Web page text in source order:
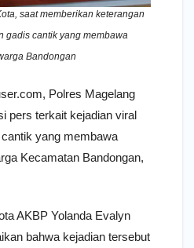
saat memberikan keterangan
gadis cantik yang membawa
Bandongan
Polres Magelang
pers terkait kejadian viral
yang membawa
Kecamatan Bandongan,
AKBP Yolanda Evalyn
bahwa kejadian tersebut